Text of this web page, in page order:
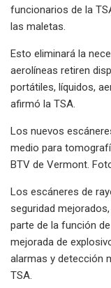
funcionarios de la
las maletas.
Esto eliminará la
aerolíneas retiren
portátiles, líquidos,
afirmó la TSA.
Los nuevos
medio para
BTV de Vermont.
Los escáneres de
seguridad
parte de la función
mejorada de
alarmas y detección
TSA.